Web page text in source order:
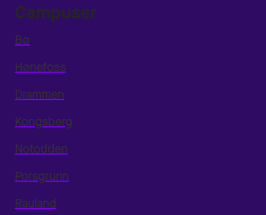
Campuser
Bø
Hønefoss
Drammen
Kongsberg
Notodden
Porsgrunn
Rauland